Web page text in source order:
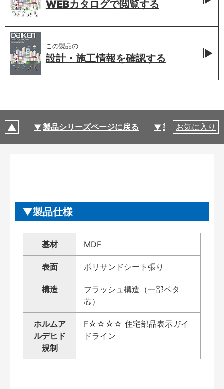
WEBカタログで閲覧する
この製品の
設計・施工情報を確認する
製品シリーズページに戻る 製品仕様
お気に入り
製品仕様
基材 MDF
表面 ポリサンドシート張り
構造
フラッシュ構造（一部ベタ
芯）
ホルムア
ルデヒド
規制
F☆☆☆☆ 住宅部品表示ガイ
ドライン